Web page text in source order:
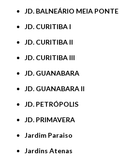
JD. BALNEÁRIO MEIA PONTE
JD. CURITIBA I
JD. CURITIBA II
JD. CURITIBA III
JD. GUANABARA
JD. GUANABARA II
JD. PETRÓPOLIS
JD. PRIMAVERA
Jardim Paraiso
Jardins Atenas